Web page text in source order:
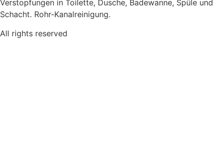
Verstopfungen in Toilette, Dusche, Badewanne, Spüle und
Schacht. Rohr-Kanalreinigung.
All rights reserved